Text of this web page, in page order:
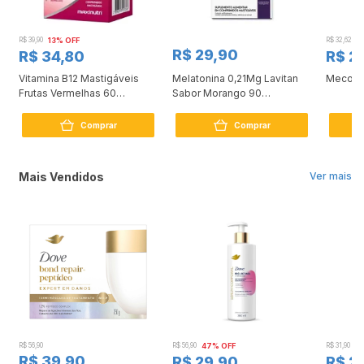
R$ 39,90 13% OFF
R$ 34,80
Vitamina B12 Mastigáveis
Frutas Vermelhas 60
Comprar
R$ 29,90
Melatonina 0,21Mg Lavitan
Sabor Morango 90
Comprar
R$ 32,62
R$
Ver mais
Mais Vendidos
R$ 56,90 R$ 56,90 47% OFF R$ 31,90